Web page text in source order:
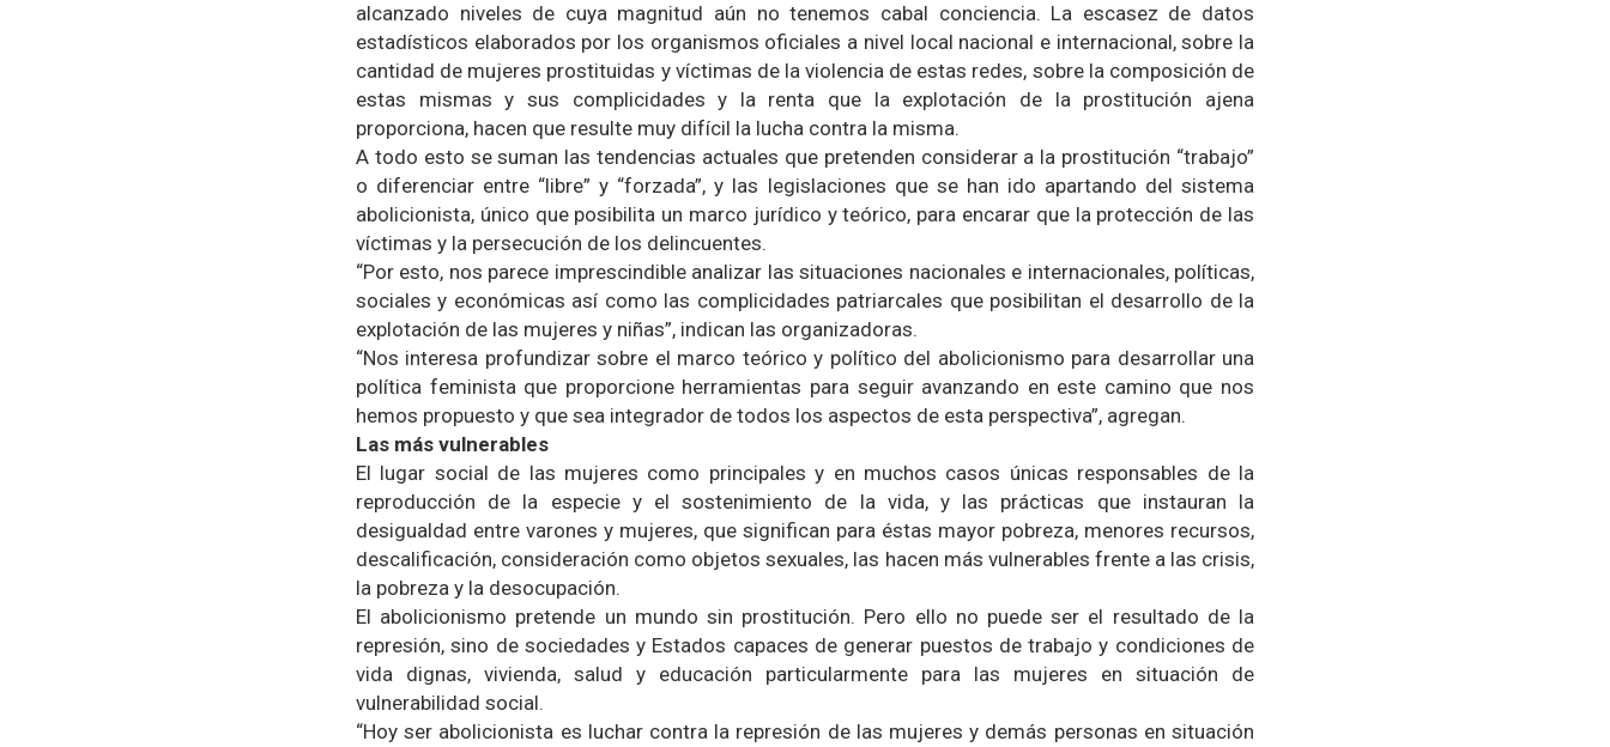
alcanzado niveles de cuya magnitud aún no tenemos cabal conciencia. La escasez de datos
estadísticos elaborados por los organismos oficiales a nivel local nacional e internacional, sobre la
cantidad de mujeres prostituidas y víctimas de la violencia de estas redes, sobre la composición de
estas mismas y sus complicidades y la renta que la explotación de la prostitución ajena
proporciona, hacen que resulte muy difícil la lucha contra la misma.
A todo esto se suman las tendencias actuales que pretenden considerar a la prostitución “trabajo”
o diferenciar entre “libre” y “forzada”, y las legislaciones que se han ido apartando del sistema
abolicionista, único que posibilita un marco jurídico y teórico, para encarar que la protección de las
víctimas y la persecución de los delincuentes.
“Por esto, nos parece imprescindible analizar las situaciones nacionales e internacionales, políticas,
sociales y económicas así como las complicidades patriarcales que posibilitan el desarrollo de la
explotación de las mujeres y niñas”, indican las organizadoras.
“Nos interesa profundizar sobre el marco teórico y político del abolicionismo para desarrollar una
política feminista que proporcione herramientas para seguir avanzando en este camino que nos
hemos propuesto y que sea integrador de todos los aspectos de esta perspectiva”, agregan.
Las más vulnerables
El lugar social de las mujeres como principales y en muchos casos únicas responsables de la
reproducción de la especie y el sostenimiento de la vida, y las prácticas que instauran la
desigualdad entre varones y mujeres, que significan para éstas mayor pobreza, menores recursos,
descalificación, consideración como objetos sexuales, las hacen más vulnerables frente a las crisis,
la pobreza y la desocupación.
El abolicionismo pretende un mundo sin prostitución. Pero ello no puede ser el resultado de la
represión, sino de sociedades y Estados capaces de generar puestos de trabajo y condiciones de
vida dignas, vivienda, salud y educación particularmente para las mujeres en situación de
vulnerabilidad social.
“Hoy ser abolicionista es luchar contra la represión de las mujeres y demás personas en situación